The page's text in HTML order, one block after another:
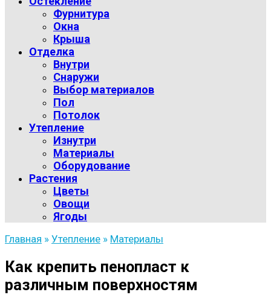
Фурнитура
Окна
Крыша
Отделка
Внутри
Снаружи
Выбор материалов
Пол
Потолок
Утепление
Изнутри
Материалы
Оборудование
Растения
Цветы
Овощи
Ягоды
Главная » Утепление » Материалы
Как крепить пенопласт к
различным поверхностям